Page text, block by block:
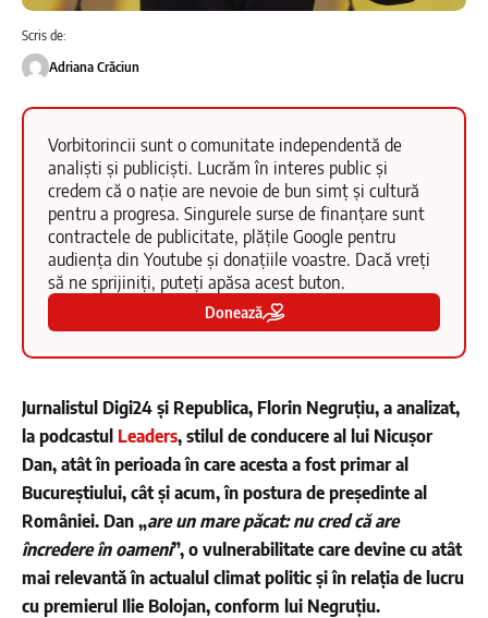
Scris de:
Adriana Crăciun
Vorbitorincii sunt o comunitate independentă de
analiști și publiciști. Lucrăm în interes public și
credem că o nație are nevoie de bun simț și cultură
pentru a progresa. Singurele surse de finanțare sunt
contractele de publicitate, plățile Google pentru
audiența din Youtube și donațiile voastre. Dacă vreți
să ne sprijiniți, puteți apăsa acest buton.
Donează
Jurnalistul Digi24 și Republica, Florin Negruțiu, a analizat,
la podcastul Leaders, stilul de conducere al lui Nicușor
Dan, atât în perioada în care acesta a fost primar al
Bucureștiului, cât și acum, în postura de președinte al
României. Dan „are un mare păcat: nu cred că are
încredere în oameni”, o vulnerabilitate care devine cu atât
mai relevantă în actualul climat politic și în relația de lucru
cu premierul Ilie Bolojan, conform lui Negruțiu.